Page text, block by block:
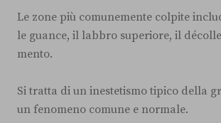
Le zone più comunemente colpite
le guance, il labbro superiore, il
mento.
Si tratta di un inestetismo tipico della
un fenomeno comune e normale.